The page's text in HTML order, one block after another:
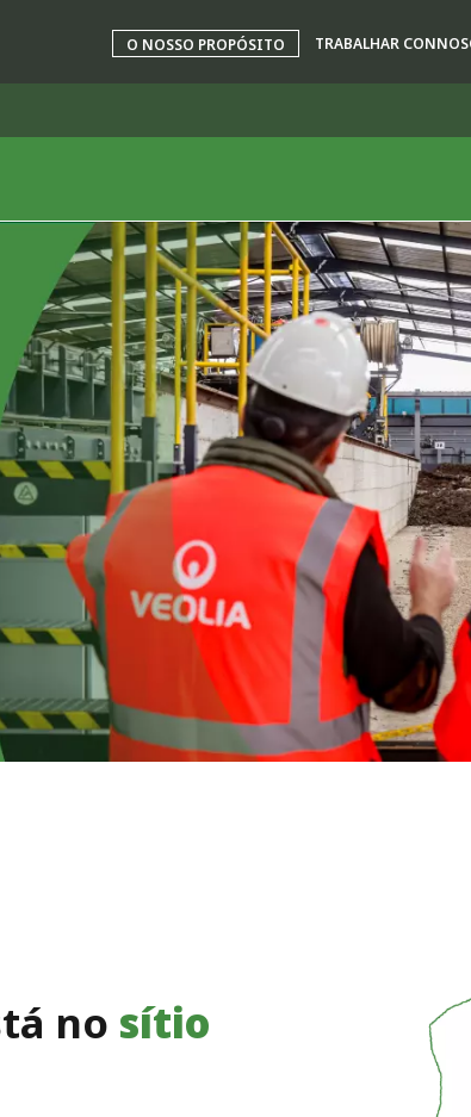
O NOSSO PROPÓSITO TRABALHAR
NORTH AMERICA
ÁFRICA E ORIENTE MÉDIO
ÁSIA
no sítio